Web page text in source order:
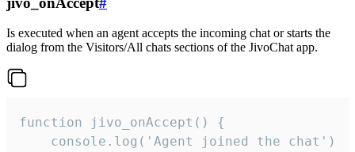
Is executed when an agent accepts the incoming chat or starts the
dialog from the Visitors/All chats sections of the JivoChat app.
function jivo_onAccept() {